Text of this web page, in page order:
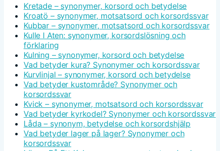
Kretade – synonymer, korsord och betydelse
Kroatö – synonymer, motsatsord och korsordssvar
Kubbar – synonymer, motsatsord och korsordssvar
Kulle I Aten: synonymer, korsordslösning och
förklaring
Kulning – synonymer, korsord och betydelse
Vad betyder kura? Synonymer och korsordssvar
Kurvlinjal – synonymer, korsord och betydelse
Vad betyder kustområde? Synonymer och
korsordssvar
Kvick – synonymer, motsatsord och korsordssvar
Vad betyder kyrkodel? Synonymer och korsordssvar
Låda – synonym, betydelse och korsordshjälp
Vad betyder lager på lager? Synonymer och
korsordssvar